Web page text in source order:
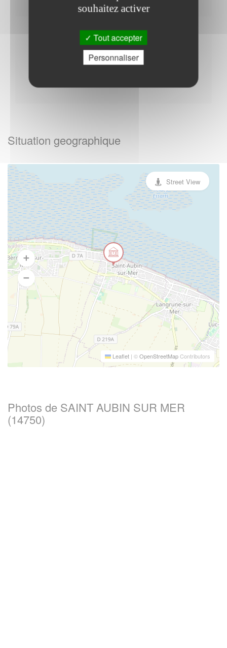
Situation geographique
Leaflet | ©OpenStreetMapContributors
Street View
Photos de SAINT AUBIN SUR MER
(14750)
souhaitez activer
Tout accepter
Personnaliser